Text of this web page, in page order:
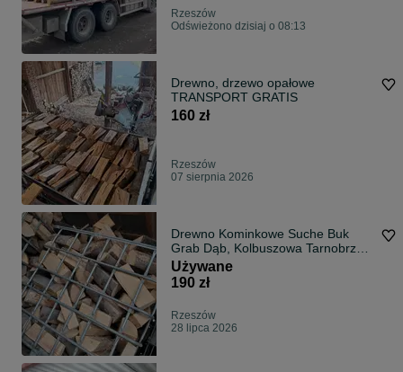
Rzeszów
Odświeżono dzisiaj o 08:13
Drewno, drzewo opałowe
TRANSPORT GRATIS
160 zł
Rzeszów
07 sierpnia 2026
Drewno Kominkowe Suche Buk
Grab Dąb, Kolbuszowa Tarnobrzeg
Rzeszów
Używane
190 zł
Rzeszów
28 lipca 2026